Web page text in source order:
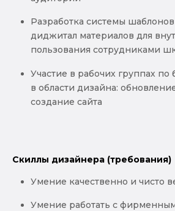
Разработка системы
диджитал материалов для
пользования сотрудниками
Участие в рабочих группах
в области дизайна:
создание сайта
Скиллы дизайнера (требования)
Умение качественно и чисто
Умение работать с